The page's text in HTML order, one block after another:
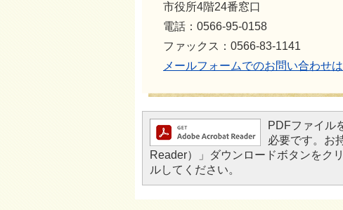
市役所4階24番窓口
電話：0566-95-0158
ファックス：0566-83-1141
メールフォームでのお問い合わせ
PDFファイル
必要です。お
Reader）」ダウンロードボタンをク
ルしてください。